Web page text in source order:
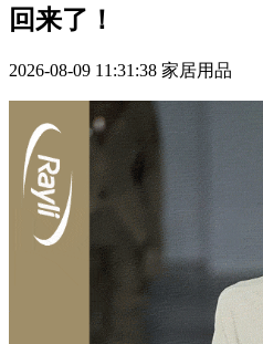
回来了！
2026-08-09 11:31:38 家居用品